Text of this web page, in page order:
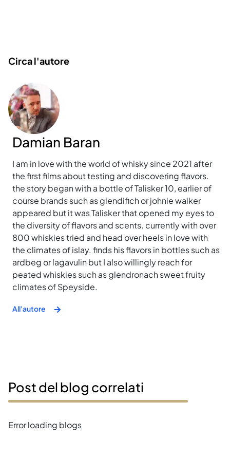
Circa l'autore
Damian Baran
I am in love with the world of whisky since 2021 after
the first films about testing and discovering flavors.
the story began with a bottle of Talisker 10, earlier of
course brands such as glendifich or johnie walker
appeared but it was Talisker that opened my eyes to
the diversity of flavors and scents. currently with over
800 whiskies tried and head over heels in love with
the climates of islay. finds his flavors in bottles such as
ardbeg or lagavulin but I also willingly reach for
peated whiskies such as glendronach sweet fruity
climates of Speyside.
All'autore
Post del blog correlati
Error loading blogs